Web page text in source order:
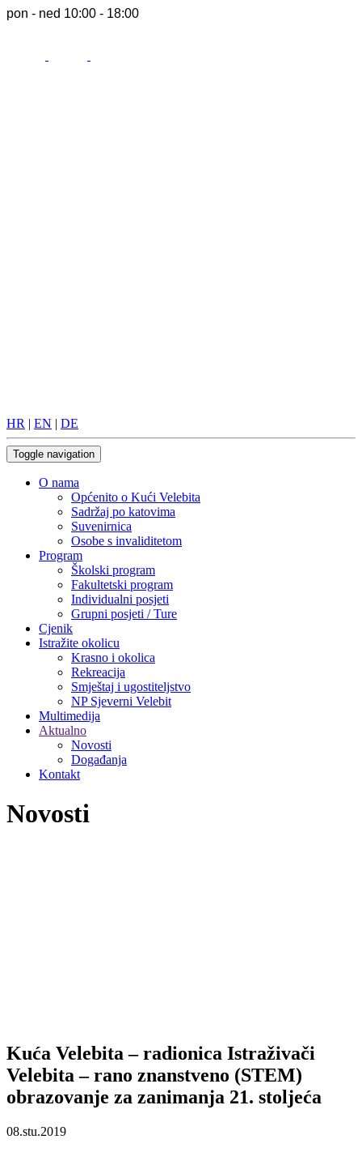
pon - ned 10:00 - 18:00
HR | EN | DE
Toggle navigation
O nama
Općenito o Kući Velebita
Sadržaj po katovima
Suvenirnica
Osobe s invaliditetom
Program
Školski program
Fakultetski program
Individualni posjeti
Grupni posjeti / Ture
Cjenik
Istražite okolicu
Krasno i okolica
Rekreacija
Smještaj i ugostiteljstvo
NP Sjeverni Velebit
Multimedija
Aktualno
Novosti
Događanja
Kontakt
Novosti
Kuća Velebita – radionica Istraživači
Velebita – rano znanstveno (STEM)
obrazovanje za zanimanja 21. stoljeća
08.stu.2019